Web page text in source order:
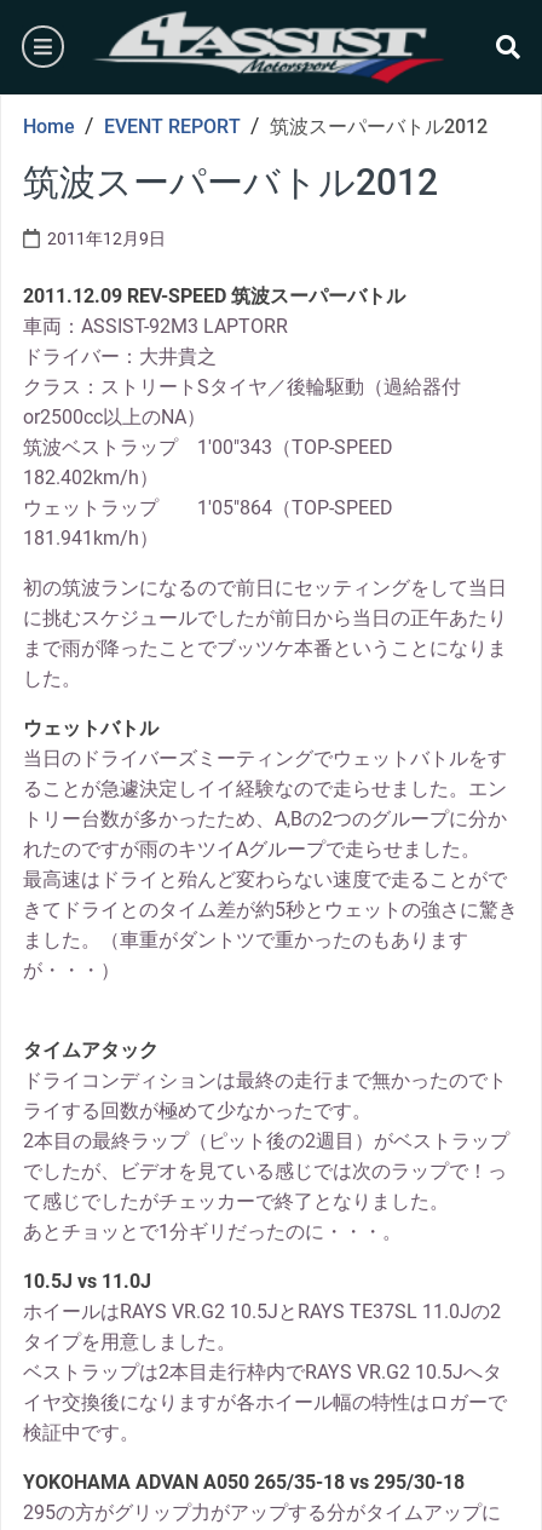
content
burger
Home / EVENT REPORT / 筑波スーパーバトル2012
筑波スーパーバトル2012
2011年12月9日
2011.12.09 REV-SPEED 筑波スーパーバトル
車両：ASSIST-92M3 LAPTORR
ドライバー：大井貴之
クラス：ストリートSタイヤ／後輪駆動（過給器付
or2500cc以上のNA）
筑波ベストラップ 1′00″343（TOP-SPEED
182.402km/h）
ウェットラップ 1′05″864（TOP-SPEED
181.941km/h）
初の筑波ランになるので前日にセッティングをして当日
に挑むスケジュールでしたが前日から当日の正午あたり
まで雨が降ったことでブッツケ本番ということになりま
した。
ウェットバトル
当日のドライバーズミーティングでウェットバトルをす
ることが急遽決定しイイ経験なので走らせました。エン
トリー台数が多かったため、A,Bの2つのグループに分か
れたのですが雨のキツイAグループで走らせました。
最高速はドライと殆んど変わらない速度で走ることがで
きてドライとのタイム差が約5秒とウェットの強さに驚き
ました。（車重がダントツで重かったのもあります
が・・・）
タイムアタック
ドライコンディションは最終の走行まで無かったのでト
ライする回数が極めて少なかったです。
2本目の最終ラップ（ピット後の2週目）がベストラップ
でしたが、ビデオを見ている感じでは次のラップで！っ
て感じでしたがチェッカーで終了となりました。
あとチョッとで1分ギリだったのに・・・。
10.5J vs 11.0J
ホイールはRAYS VR.G2 10.5JとRAYS TE37SL 11.0Jの2
タイプを用意しました。
ベストラップは2本目走行枠内でRAYS VR.G2 10.5Jへタ
イヤ交換後になりますが各ホイール幅の特性はロガーで
検証中です。
YOKOHAMA ADVAN A050 265/35-18 vs 295/30-18
295の方がグリップ力がアップする分がタイムアップに